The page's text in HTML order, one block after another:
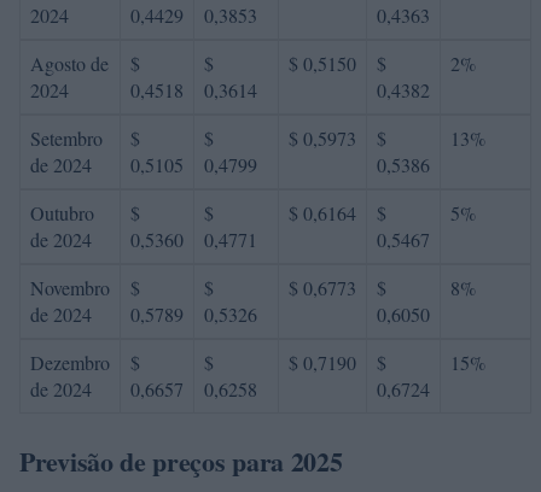
2024
0,4429
0,3853
0,4363
Agosto de
2024
$
0,4518
$
0,3614
$ 0,5150
$
0,4382
2%
Setembro
de 2024
$
0,5105
$
0,4799
$ 0,5973
$
0,5386
13%
Outubro
de 2024
$
0,5360
$
0,4771
$ 0,6164
$
0,5467
5%
Novembro
de 2024
$
0,5789
$
0,5326
$ 0,6773
$
0,6050
8%
Dezembro
de 2024
$
0,6657
$
0,6258
$ 0,7190
$
0,6724
15%
Previsão de preços para 2025